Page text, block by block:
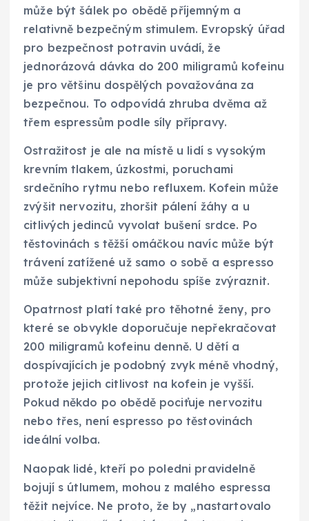
může být šálek po obědě příjemným a
relativně bezpečným stimulem. Evropský úřad
pro bezpečnost potravin uvádí, že
jednorázová dávka do 200 miligramů kofeinu
je pro většinu dospělých považována za
bezpečnou. To odpovídá zhruba dvěma až
třem espressům podle síly přípravy.
Ostražitost je ale na místě u lidí s vysokým
krevním tlakem, úzkostmi, poruchami
srdečního rytmu nebo refluxem. Kofein může
zvýšit nervozitu, zhoršit pálení žáhy a u
citlivých jedinců vyvolat bušení srdce. Po
těstovinách s těžší omáčkou navíc může být
trávení zatížené už samo o sobě a espresso
může subjektivní nepohodu spíše zvýraznit.
Opatrnost platí také pro těhotné ženy, pro
které se obvykle doporučuje nepřekračovat
200 miligramů kofeinu denně. U dětí a
dospívajících je podobný zvyk méně vhodný,
protože jejich citlivost na kofein je vyšší.
Pokud někdo po obědě pociťuje nervozitu
nebo třes, není espresso po těstovinách
ideální volba.
Naopak lidé, kteří po poledni pravidelně
bojují s útlumem, mohou z malého espressa
těžit nejvíce. Ne proto, že by „nastartovalo